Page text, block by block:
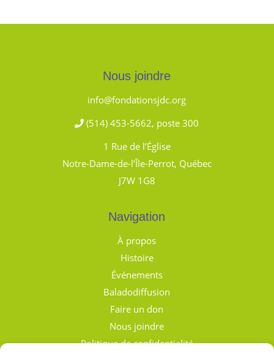
Nous joindre
info@fondationsjdc.org
(514) 453-5662, poste 300
1 Rue de l’Église
Notre-Dame-de-l’Île-Perrot, Québec
J7W 1G8
Navigation
À propos
Histoire
Événements
Baladodiffusion
Faire un don
Nous joindre
Politique de confidentialité